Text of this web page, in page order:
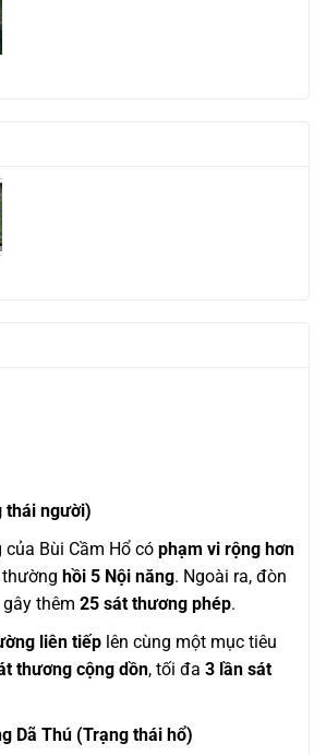
thái người)
Bùi Cầm Hổ có phạm vi rộng hơn
hồi 5 Nội năng. Ngoài ra, đòn
thêm 25 sát thương phép.
liên tiếp lên cùng một mục tiêu
thương cộng dồn, tối đa 3 lần sát
Dã Thú (Trạng thái hổ)